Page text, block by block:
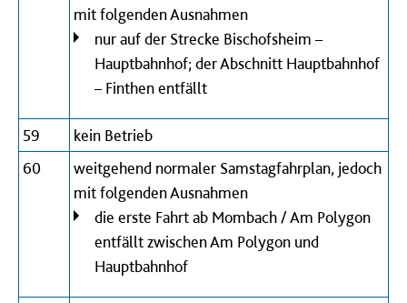
mit folgenden Ausnahmen
nur auf der Strecke Bischofsheim –
Hauptbahnhof; der Abschnitt Hauptbahnhof
– Finthen entfällt
59
kein Betrieb
60
weitgehend normaler Samstagfahrplan, jedoch
mit folgenden Ausnahmen
die erste Fahrt ab Mombach / Am Polygon
entfällt zwischen Am Polygon und
Hauptbahnhof